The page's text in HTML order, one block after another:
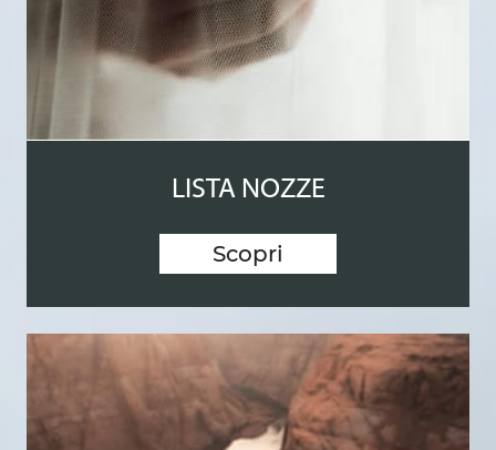
LISTA NOZZE
Scopri